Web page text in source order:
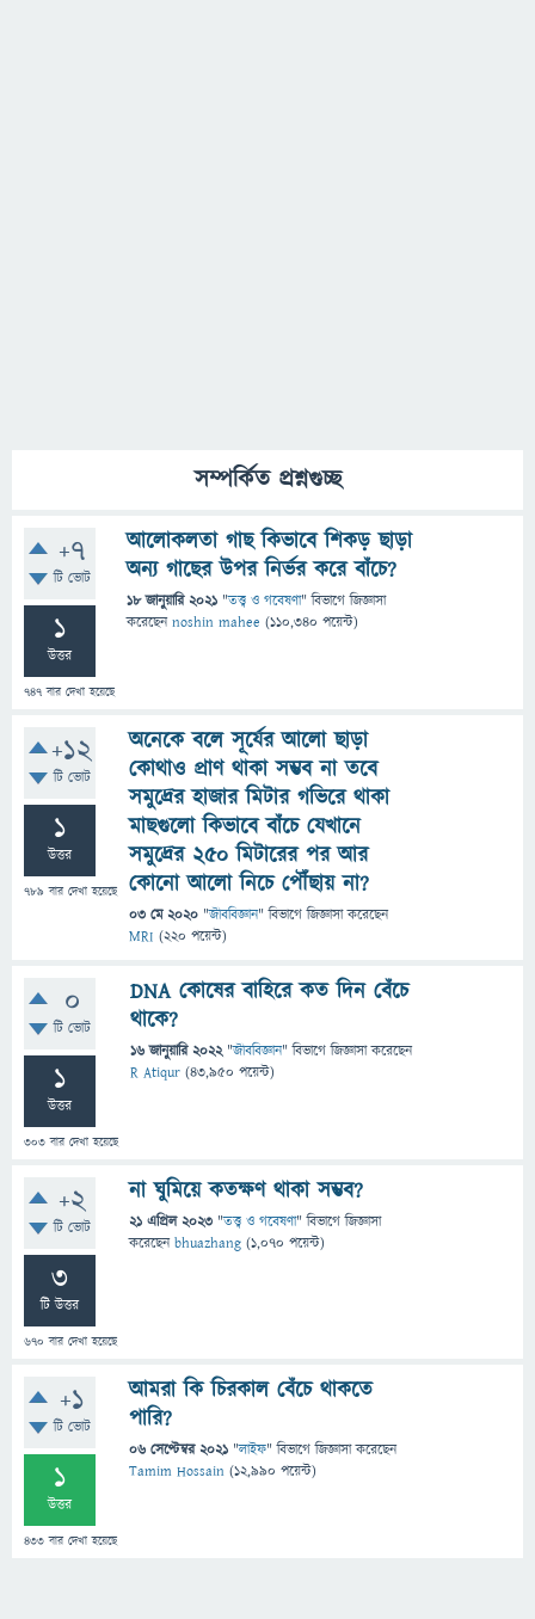
সম্পর্কিত প্রশ্নগুচ্ছ
+7
টি ভোট
1
উত্তর
747 বার দেখা হয়েছে
আলোকলতা গাছ কিভাবে শিকড় ছাড়া
অন্য গাছের উপর নির্ভর করে বাঁচে?
18 জানুয়ারি 2021 "তত্ত্ব ও গবেষণা" বিভাগে জিজ্ঞাসা
করেছেনnoshin mahee (110,340 পয়েন্ট)
+12
টি ভোট
1
উত্তর
789 বার দেখা হয়েছে
অনেকে বলে সূর্যের আলো ছাড়া
কোথাও প্রাণ থাকা সম্ভব না তবে
সমুদ্রের হাজার মিটার গভিরে থাকা
মাছগুলো কিভাবে বাঁচে যেখানে
সমুদ্রের ২৫০ মিটারের পর আর
কোনো আলো নিচে পৌঁছায় না?
03 মে 2020 "জীববিজ্ঞান" বিভাগে জিজ্ঞাসাকরেছেন
MRI (220 পয়েন্ট)
0
টি ভোট
1
উত্তর
303 বার দেখা হয়েছে
DNA কোষের বাহিরে কত দিন বেঁচে
থাকে?
16 জানুয়ারি 2022 "জীববিজ্ঞান" বিভাগে জিজ্ঞাসাকরেছেন
R Atiqur (43,950 পয়েন্ট)
+2
টি ভোট
3
টি উত্তর
670 বার দেখা হয়েছে
না ঘুমিয়ে কতক্ষণ থাকা সম্ভব?
21 এপ্রিল 2023 "তত্ত্ব ও গবেষণা" বিভাগে জিজ্ঞাসা
করেছেনbhuazhang (1,070 পয়েন্ট)
+1
টি ভোট
1
উত্তর
433 বার দেখা হয়েছে
আমরা কি চিরকাল বেঁচে থাকতে
পারি?
06 সেপ্টেম্বর 2021 "লাইফ" বিভাগে জিজ্ঞাসাকরেছেন
Tamim Hossain (12,990 পয়েন্ট)